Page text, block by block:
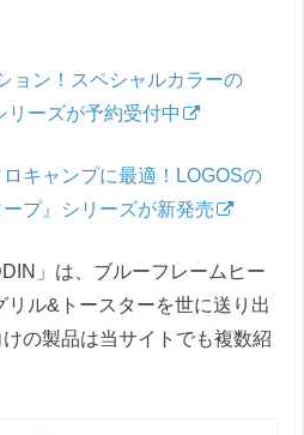
ョン！スペシャルカラーの
リーズが予約受付中
キャンプに最適！LOGOSの
ープ』シリーズが新発売
」は、ブルーフレームヒー
リル&トースターを世に送り出
の製品は当サイトでも複数紹